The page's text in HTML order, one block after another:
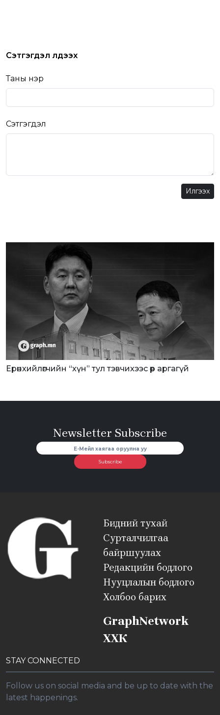
Сэтгэгдэл үлдээх
Таны нэр
Сэтгэгдэл
Илгээх
Ерөнхийлөгчийн “хүн” тул тэвчихээс өөр аргагүй
Newsletter Subscribe
Subscribe
Бидний тухай
Сурталчилгаа
байршуулах
Редакцийн бодлого
Нууцлалын бодлого
Холбоо барих
GraphNetwork
ХХК
STAY CONNECTED
Follow us on social media and be up to date with the
latest happenings.